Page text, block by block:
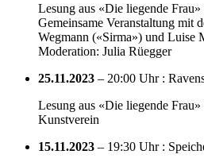
Lesung aus «Die liegende
Gemeinsame Veranstaltung mit
Wegmann («Sirma») und Luise
Moderation: Julia Rüegger
25.11.2023 – 20:00 Uhr :
Lesung aus «Die liegende
Kunstverein
15.11.2023 – 19:30 Uhr :